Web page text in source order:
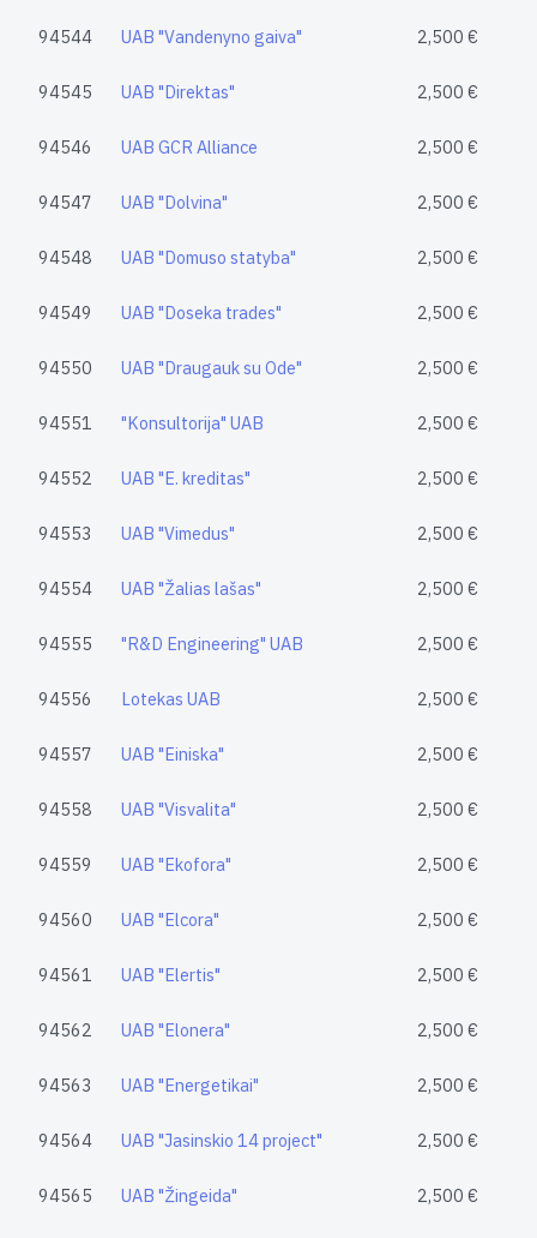
94544 UAB "Vandenyno gaiva" 2,500 €
94545 UAB "Direktas" 2,500 €
94546 UAB GCR Alliance 2,500 €
94547 UAB "Dolvina" 2,500 €
94548 UAB "Domuso statyba" 2,500 €
94549 UAB "Doseka trades" 2,500 €
94550 UAB "Draugauk su Ode" 2,500 €
94551 "Konsultorija" UAB 2,500 €
94552 UAB "E. kreditas" 2,500 €
94553 UAB "Vimedus" 2,500 €
94554 UAB "Žalias lašas" 2,500 €
94555 "R&D Engineering" UAB 2,500 €
94556 Lotekas UAB 2,500 €
94557 UAB "Einiska" 2,500 €
94558 UAB "Visvalita" 2,500 €
94559 UAB "Ekofora" 2,500 €
94560 UAB "Elcora" 2,500 €
94561 UAB "Elertis" 2,500 €
94562 UAB "Elonera" 2,500 €
94563 UAB "Energetikai" 2,500 €
94564 UAB "Jasinskio 14 project" 2,500 €
94565 UAB "Žingeida" 2,500 €